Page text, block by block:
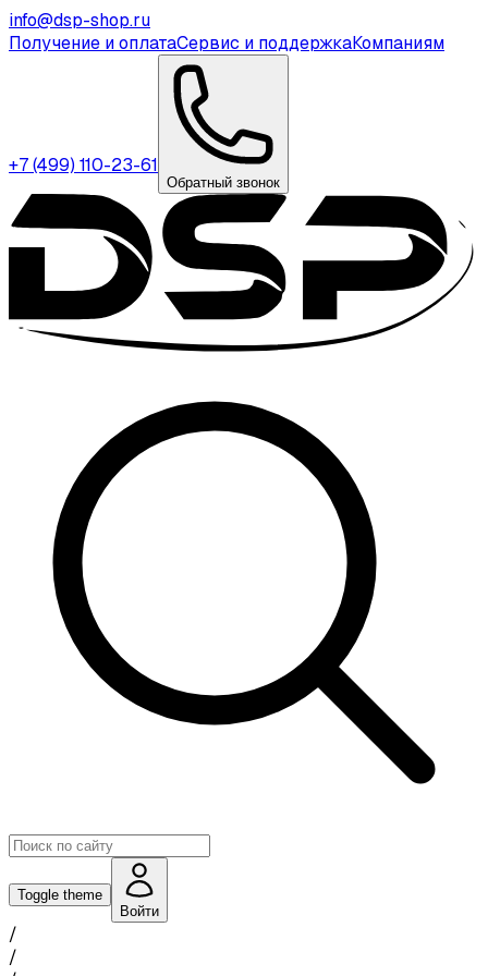
info@dsp-shop.ru
Получение и оплатаСервис и поддержкаКомпаниям
+7 (499) 110-23-61
Обратный звонок
Toggle theme
Войти
/
/